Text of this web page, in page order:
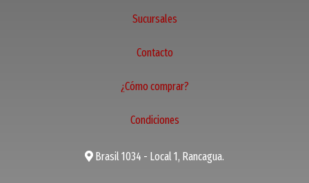
Sucursales
Contacto
¿Cómo comprar?
Condiciones
Brasil 1034 - Local 1, Rancagua.